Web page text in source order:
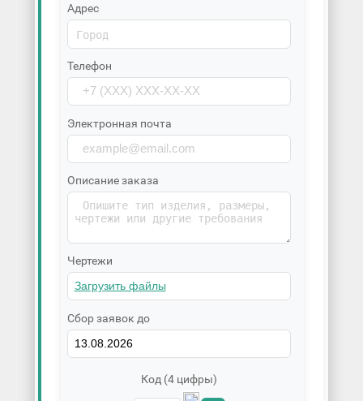
Адрес
Телефон
Электронная почта
Описание заказа
Чертежи
Сбор заявок до
Код (4 цифры)